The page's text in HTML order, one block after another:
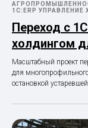
1С:ERP
Переход с
холдингом
Масштабный проект
для
остановкой